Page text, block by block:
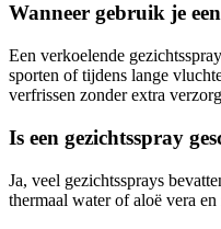
Wanneer gebruik je
Een verkoelende
sporten of tijdens lange
verfrissen zonder extra
Is een gezichtsspray
Ja, veel gezichtssprays
thermaal water of aloë vera